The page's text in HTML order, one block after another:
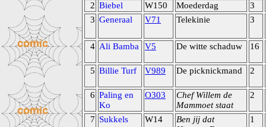
2 Biebel W150 Moederdag
3
3 Generaal V71 Telekinie 3
4 Ali Bamba V5 De witte schaduw 16
5 Billie Turf V989 De picknickmand 2
6 Paling en
Ko
O303
Chef Willem de
Mammoet staat
2
7 Sukkels W14
Ben jij dat
1